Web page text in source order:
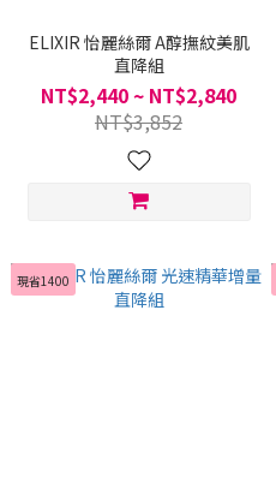
ELIXIR 怡麗絲爾 A醇撫紋美肌
直降組
NT$2,440 ~ NT$2,840
NT$3,852
現省1400